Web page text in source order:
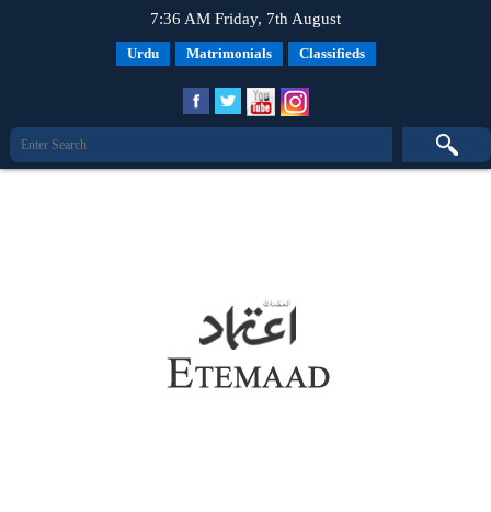
7:36 AM Friday, 7th August
Urdu Matrimonials Classifieds